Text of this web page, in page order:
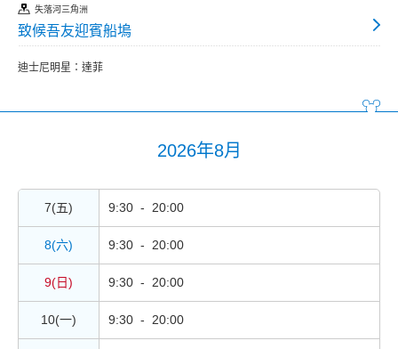
失落河三角洲
致候吾友迎賓船塢
迪士尼明星：達菲
2026年8月
7(五) 9:30 - 20:00
8(六) 9:30 - 20:00
9(日) 9:30 - 20:00
10(一) 9:30 - 20:00